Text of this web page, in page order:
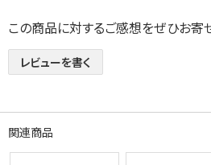
この商品に対するご感想をぜひお寄
レビューを書く
関連商品